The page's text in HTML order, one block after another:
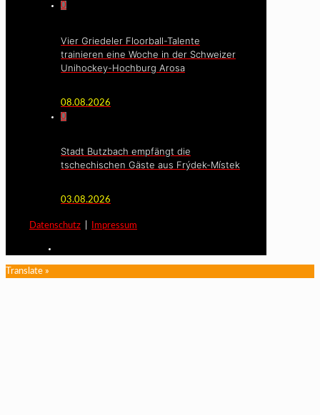
0
Vier Griedeler Floorball-Talente
trainieren eine Woche in der Schweizer
Unihockey-Hochburg Arosa
08.08.2026
0
Stadt Butzbach empfängt die
tschechischen Gäste aus Frýdek-Místek
03.08.2026
Datenschutz Impressum
Translate »